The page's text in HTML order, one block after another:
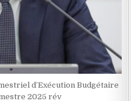
d’Exécution Budgétaire
2025 rév